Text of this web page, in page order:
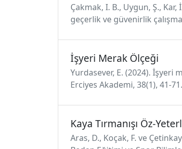
Çakmak, I. B., Uygun, Ş.,
geçerlik ve güvenirlik
İşyeri Merak Ölçeği
Yurdasever, E. (2024). İşyeri
Erciyes Akademi, 38(1), 41-
Kaya Tırmanışı Öz-
Aras, D., Koçak, F. ve